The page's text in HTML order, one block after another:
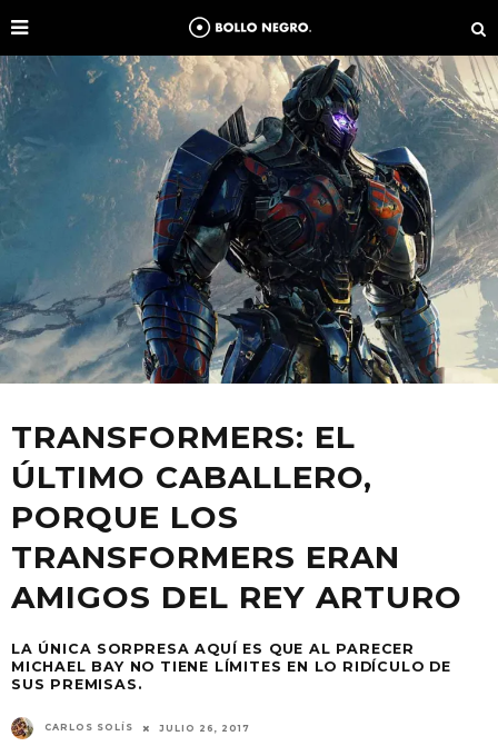
TRANSFORMERS: EL
ÚLTIMO CABALLERO,
PORQUE LOS
TRANSFORMERS ERAN
AMIGOS DEL REY ARTURO
LA ÚNICA SORPRESA AQUÍ ES QUE AL PARECER
MICHAEL BAY NO TIENE LÍMITES EN LO RIDÍCULO DE
SUS PREMISAS.
CARLOS SOLÍS JULIO 26, 2017